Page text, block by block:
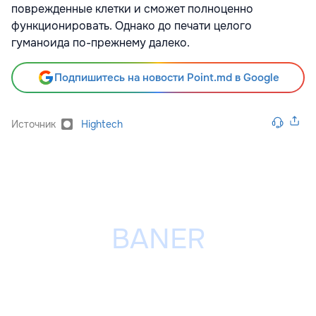
поврежденные клетки и сможет полноценно
функционировать. Однако до печати целого
гуманоида по-прежнему далеко.
Подпишитесь на новости Point.md в Google
Источник Hightech